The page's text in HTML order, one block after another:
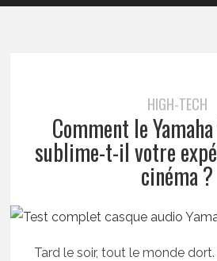
HIGH-TECH
Comment le
sublime-t-il votre
cinéma ?
Tard le soir, tout le monde